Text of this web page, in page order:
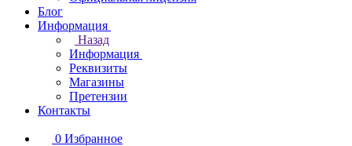
Блог
Информация
Назад
Информация
Реквизиты
Магазины
Претензии
Контакты
0 Избранное